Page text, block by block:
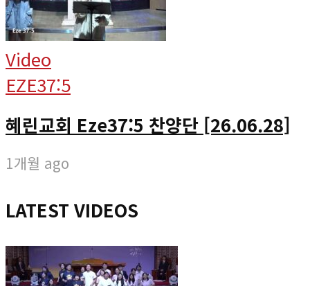
Video
EZE37:5
혜린교회 Eze37:5 찬양단 [26.06.28]
1개월 ago
LATEST VIDEOS